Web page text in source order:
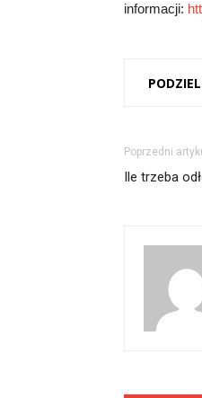
informacji:
Poprzedni
Ile trzeba